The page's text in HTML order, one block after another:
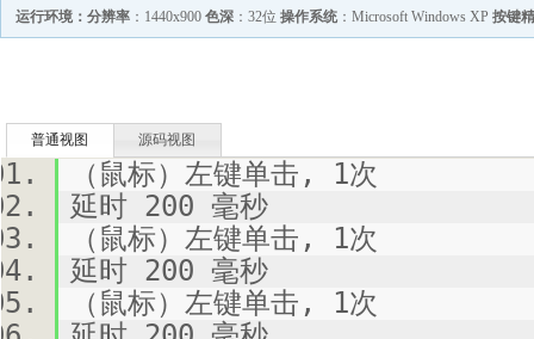
运行环境： 分辨率 ：1440x900 色深 ：32位 操作系统 ：Microsoft Windows XP 按键
普通视图 源码视图
（鼠标）左键单击, 1次
延时 200 毫秒
（鼠标）左键单击, 1次
延时 200 毫秒
（鼠标）左键单击, 1次